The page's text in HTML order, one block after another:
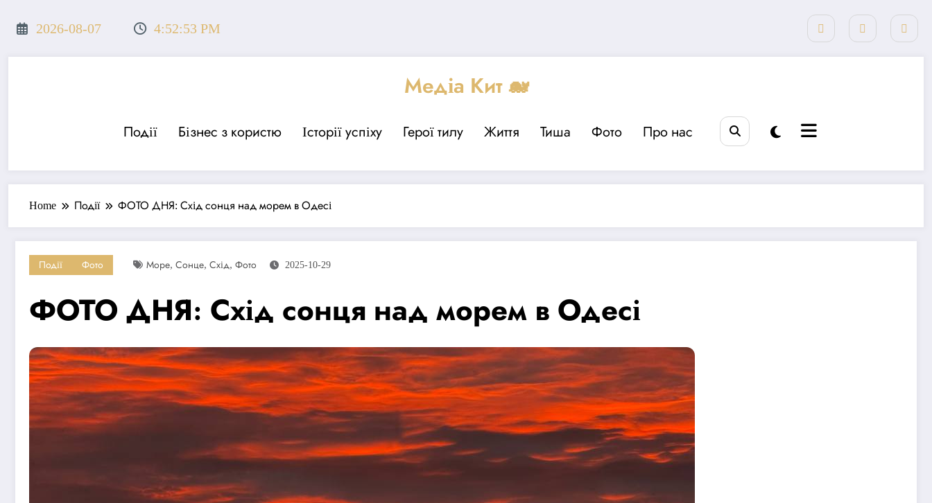
2026-08-07 4:52:55 PM
Медіа Кит 🐋
Події Бізнес з користю Історії успіху Герої тилу Життя Тиша Фото Про нас
Home Події ФОТО ДНЯ: Схід сонця над морем в Одесі
Події Фото Море, Сонце, Схід, Фото 2025-10-29
ФОТО ДНЯ: Схід сонця над морем в Одесі